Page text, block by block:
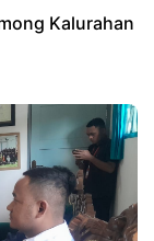
Kalurahan